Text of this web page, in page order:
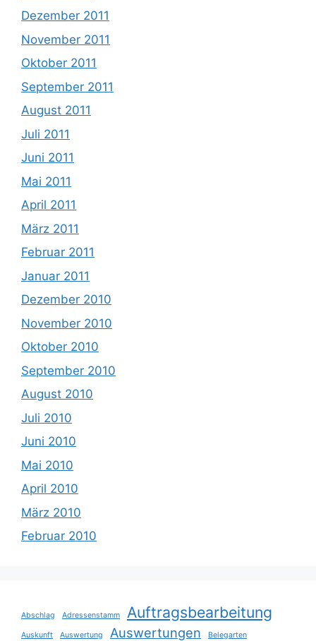
Dezember 2011
November 2011
Oktober 2011
September 2011
August 2011
Juli 2011
Juni 2011
Mai 2011
April 2011
März 2011
Februar 2011
Januar 2011
Dezember 2010
November 2010
Oktober 2010
September 2010
August 2010
Juli 2010
Juni 2010
Mai 2010
April 2010
März 2010
Februar 2010
Abschlag Adressenstamm Auftragsbearbeitung
Auskunft Auswertung Auswertungen Belegarten